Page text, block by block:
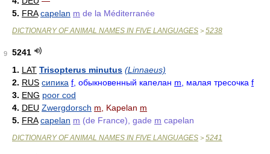
5. FRA capelan m de la Méditerranée
DICTIONARY OF ANIMAL NAMES IN FIVE LANGUAGES > 5238
9
5241
1. LAT Trisopterus minutus (Linnaeus)
2. RUS сипика f , обыкновенный капелан m , малая тресочка f
3. ENG poor cod
4. DEU Zwergdorsch m , Kapelan m
5. FRA capelan m (de France), gade m capelan
DICTIONARY OF ANIMAL NAMES IN FIVE LANGUAGES > 5241